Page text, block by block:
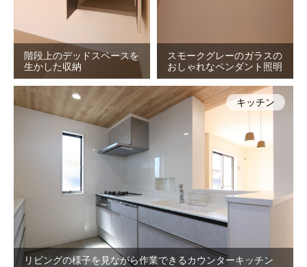
階段上のデッドスペースを
生かした収納
スモークグレーのガラスの
おしゃれなペンダント照明
リビングの様子を見ながら作業できるカウンターキッチン
キッチン